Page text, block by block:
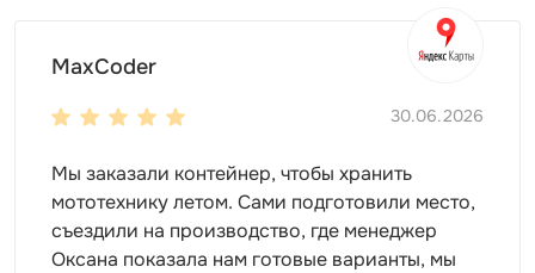
MaxCoder
30.06.2026
Мы заказали контейнер, чтобы хранить
мототехнику летом. Сами подготовили место,
съездили на производство, где менеджер
Оксана показала нам готовые варианты, мы